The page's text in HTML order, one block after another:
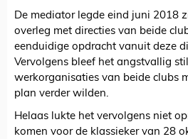
De mediator legde eind juni 2018
overleg met directies van beide
eenduidige opdracht vanuit deze
Vervolgens bleef het angstvallig
werkorganisaties van beide clubs
plan verder wilden.
Helaas lukte het vervolgens niet
komen voor de klassieker van 28